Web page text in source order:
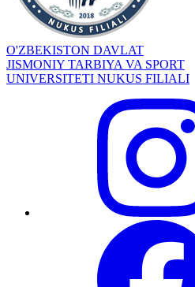
O'ZBEKISTON DAVLAT
JISMONIY TARBIYA VA SPORT
UNIVERSITETI NUKUS FILIALI